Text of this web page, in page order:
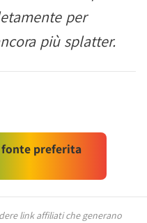
per
più splatter.
fonte preferita
link affiliati che generano